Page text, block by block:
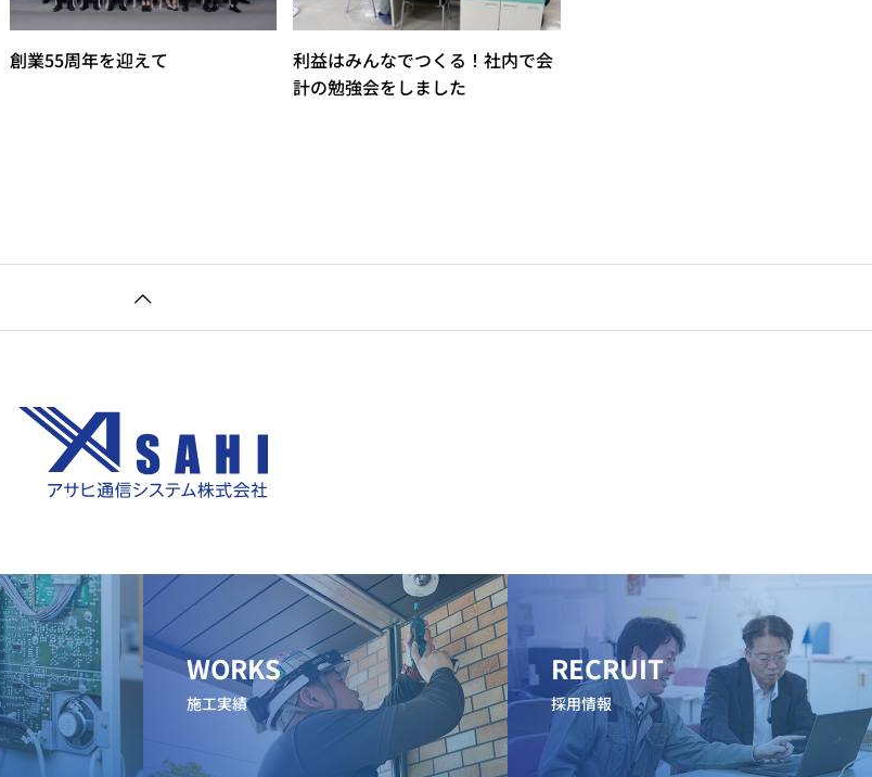
創業55周年を迎えて
利益はみんなでつくる！社内で会
計の勉強会をしました
WORKS
施工実績
RECRUIT
採用情報